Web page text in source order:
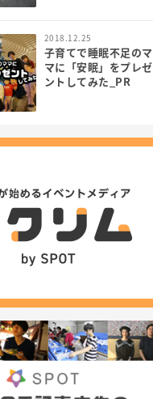
2018.12.25
子育てで睡眠不足のマ
マに「安眠」をプレゼ
ントしてみた_PR